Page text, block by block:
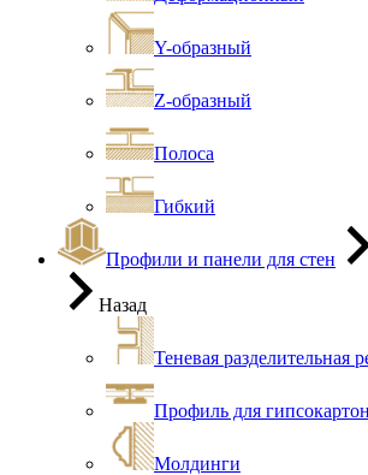
Y-образный
Z-образный
Полоса
Гибкий
Профили и панели для стен
Назад
Теневая разделительная
Профиль для
Молдинги